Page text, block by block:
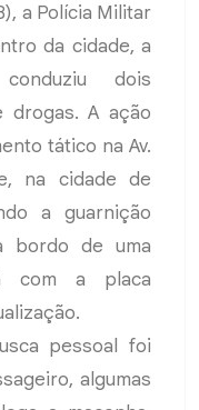
a Polícia Militar
da cidade, a
dois
drogas. A ação
tático na Av.
na cidade de
a guarnição
bordo de uma
com a placa
pessoal foi
algumas